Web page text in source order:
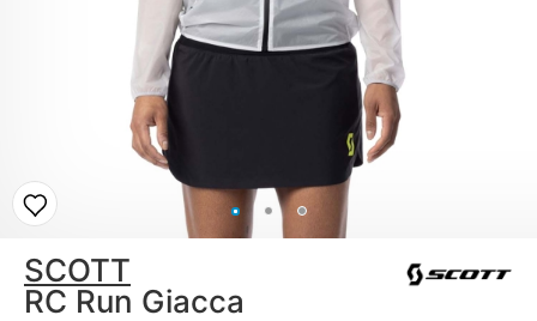
SCOTT
RC Run Giacca